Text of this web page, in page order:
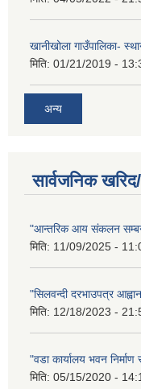
खानीखोला गाउँपालिका-
मिति: 01/21/2019 -
अन्य
सार्वजनिक
"आन्तरिक आय संकलन
मिति: 11/09/2025 -
"सिलवन्दी दरभाउपत्र
मिति: 12/18/2023 -
"वडा कार्यालय भवन
मिति: 05/15/2020 -